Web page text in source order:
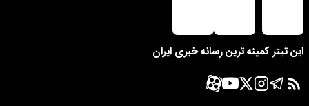
این تیتر کمینه ترین رسانه خبری ایران